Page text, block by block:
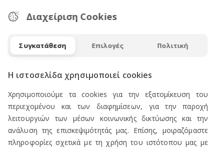
ΚΩΔ38158/224.00€
ΕΚΠΤΩΣΗ
50
Διαχείριση Cookies
Συγκατάθεση Επιλογές Πολιτική
Η ιστοσελίδα χρησιμοποιεί cookies
Χρησιμοποιούμε τα cookies για την εξατομίκευση του
περιεχομένου και των διαφημίσεων, για την παροχή
λειτουργιών των μέσων κοινωνικής δικτύωσης και την
ανάλυση της επισκεψιμότητάς μας. Επίσης, μοιραζόμαστε
πληροφορίες σχετικά με τη χρήση του ιστότοπου μας με